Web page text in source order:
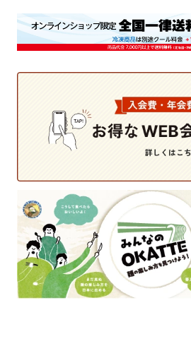
そうめん
中華
パスタ